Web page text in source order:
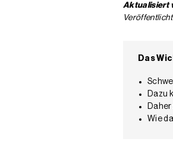
Aktualisiert
Das
Dazu
Wie